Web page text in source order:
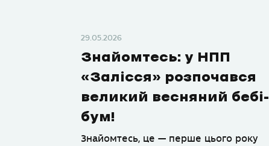
29.05.2026
Знайомтесь: у НПП
«Залісся» розпочався
великий весняний бебі-
бум!
Знайомтесь, це — перше цього року